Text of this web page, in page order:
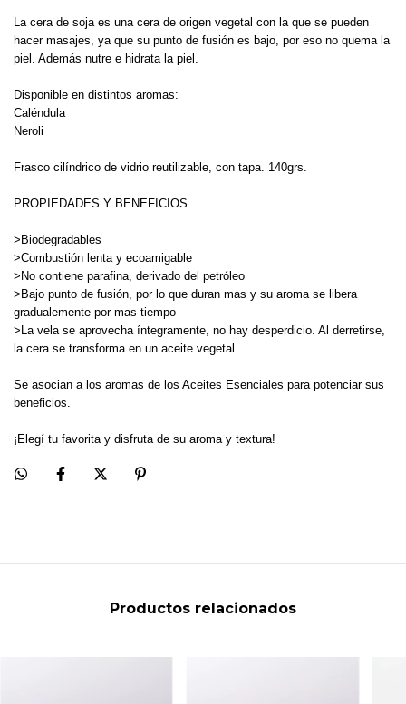
La cera de soja es una cera de origen vegetal con la que se pueden
hacer masajes, ya que su punto de fusión es bajo, por eso no quema la
piel. Además nutre e hidrata la piel.
Disponible en distintos aromas:
Caléndula
Neroli
Frasco cilíndrico de vidrio reutilizable, con tapa. 140grs.
PROPIEDADES Y BENEFICIOS
>Biodegradables
>Combustión lenta y ecoamigable
>No contiene parafina, derivado del petróleo
>Bajo punto de fusión, por lo que duran mas y su aroma se libera
gradualemente por mas tiempo
>La vela se aprovecha íntegramente, no hay desperdicio. Al derretirse,
la cera se transforma en un aceite vegetal
Se asocian a los aromas de los Aceites Esenciales para potenciar sus
beneficios.
¡Elegí tu favorita y disfruta de su aroma y textura!
Productos relacionados